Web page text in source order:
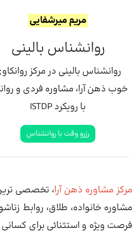
مریم میرشفایی
روانشناس بالینی
روانشناس بالینی در مرکز
خوب ذهن آرا، مشاوره فردی و
با رویکرد ISTDP
رزرو وقت با روانشناس
مرکز مشاوره ذهن آرا، تخصصی
مشاوره خانواده، طلاق، روابط
فرصت ویژه و استثنائی برای کسانی